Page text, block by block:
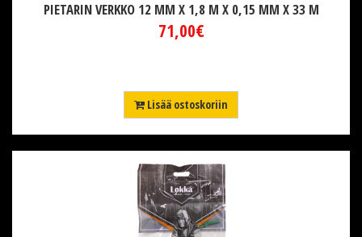
PIETARIN VERKKO 12 MM X 1,8 M X 0,15 MM X 33 M
71,00€
Lisää ostoskoriin